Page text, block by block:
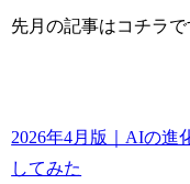
先月の記事はコチラで
2026年4月版｜AIの進
してみた